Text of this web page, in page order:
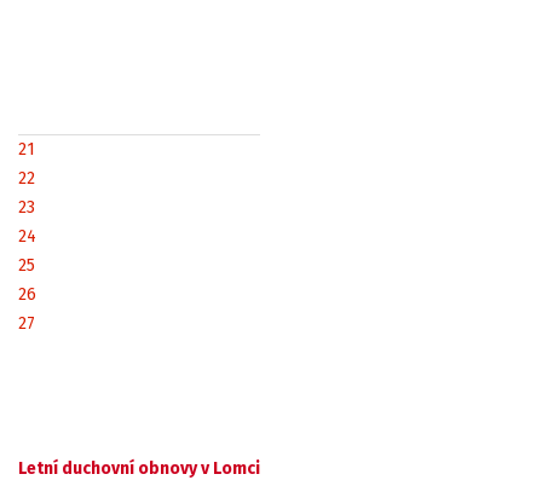
21
22
23
24
25
26
27
Letní duchovní obnovy v Lomci